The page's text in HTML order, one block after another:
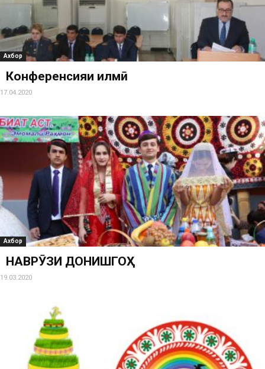
Ахбор
Конференсияи илмӣ
17.04.2020
Ахбор
НАВРӮЗИ ДОНИШГОҲ
19.03.2020